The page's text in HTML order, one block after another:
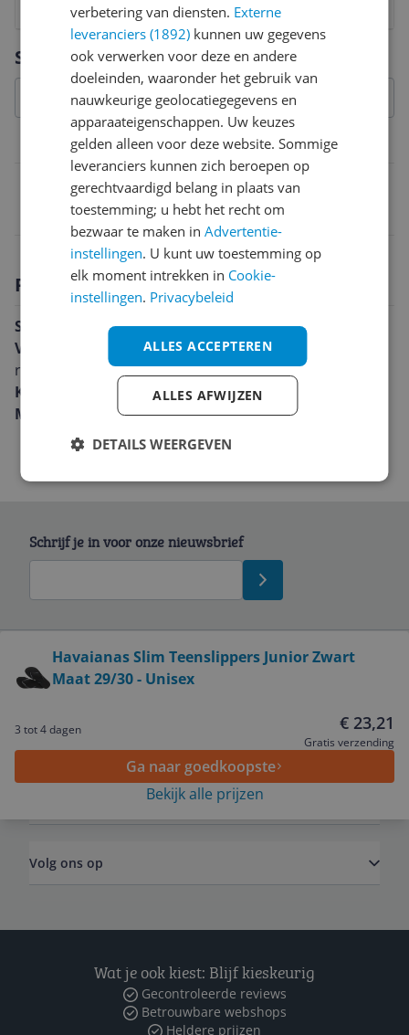
Specificaties
Belangrijkste kenmerken
7909843230021
Productomschrijving
Specificaties:
Voetbed:
rubberen voetbed met een reliëf van
rijstkorrels
Kleur:
Materiaal:
rubber
7
6
5
4
3
2
Vraag 1 van 4
Havaianas Slim Teenslippers Junior Zwart
Maat 29/30 - Unisex
3 tot 4 dagen € 23,21
Gratis verzending
Ga naar goedkoopste
Bekijk alle prijzen
Schrijf je in voor onze nieuwsbrief
Service
Algemeen
Volg ons op
Wat je ook kiest: Blijf kieskeurig
Gecontroleerde reviews
Betrouwbare webshops
Heldere prijzen
verbetering van diensten. Externe
leveranciers (1892) kunnen uw gegevens
ook verwerken voor deze en andere
doeleinden, waaronder het gebruik van
nauwkeurige geolocatiegegevens en
apparaateigenschappen. Uw keuzes
gelden alleen voor deze website. Sommige
leveranciers kunnen zich beroepen op
gerechtvaardigd belang in plaats van
toestemming; u hebt het recht om
bezwaar te maken inAdvertentie-
instellingen. U kunt uw toestemming op
elk moment intrekken in Cookie-
instellingen. Privacybeleid
ALLES ACCEPTEREN
ALLES AFWIJZEN
DETAILS WEERGEVEN